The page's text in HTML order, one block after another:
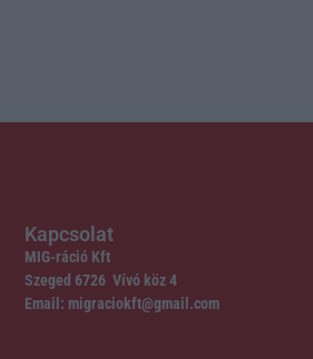
Kapcsolat
MIG-ráció Kft
Szeged 6726 Vívó köz 4
Email: migraciokft@gmail.com